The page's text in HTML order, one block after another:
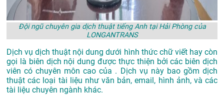
Đội ngũ chuyên gia dịch thuật tiếng Anh tại Hải Phòng của
LONGANTRANS
Dịch vụ dịch thuật nội dung dưới hình thức chữ viết hay còn
gọi là biên dịch nội dung được thực thiện bởi các biên dịch
viên có chuyên môn cao của . Dịch vụ này bao gồm dịch
thuật các loại tài liệu như văn bản, email, hình ảnh, và các
tài liệu chuyên ngành khác.